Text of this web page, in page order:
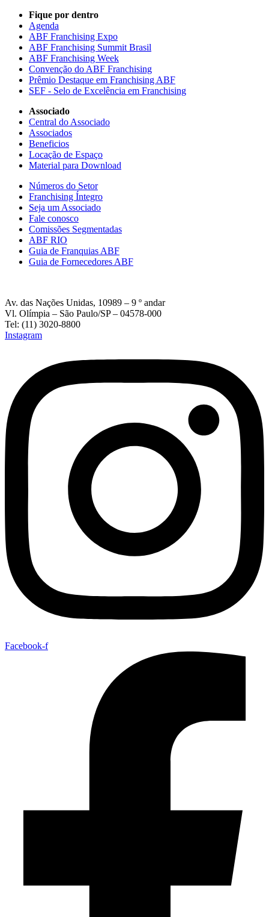
Fique por dentro
Agenda
ABF Franchising Expo
ABF Franchising Summit Brasil
ABF Franchising Week
Convenção do ABF Franchising
Prêmio Destaque em Franchising ABF
SEF - Selo de Excelência em Franchising
Associado
Central do Associado
Associados
Beneficios
Locação de Espaço
Material para Download
Números do Setor
Franchising Íntegro
Seja um Associado
Fale conosco
Comissões Segmentadas
ABF RIO
Guia de Franquias ABF
Guia de Fornecedores ABF
Av. das Nações Unidas, 10989 – 9 º andar
Vl. Olímpia – São Paulo/SP – 04578-000
Tel: (11) 3020-8800
Instagram
Facebook-f